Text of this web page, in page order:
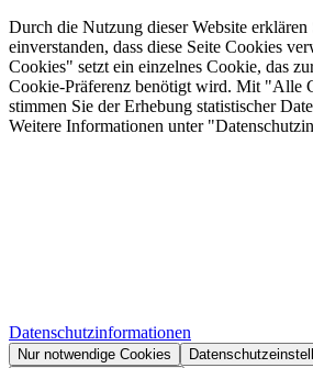
Durch die Nutzung dieser Website erklären
einverstanden, dass diese Seite Cookies
Cookies" setzt ein einzelnes Cookie, das
Cookie-Präferenz benötigt wird. Mit "Alle
stimmen Sie der Erhebung statistischer
Weitere Informationen unter
Datenschutzinformationen
Nur notwendige Cookies